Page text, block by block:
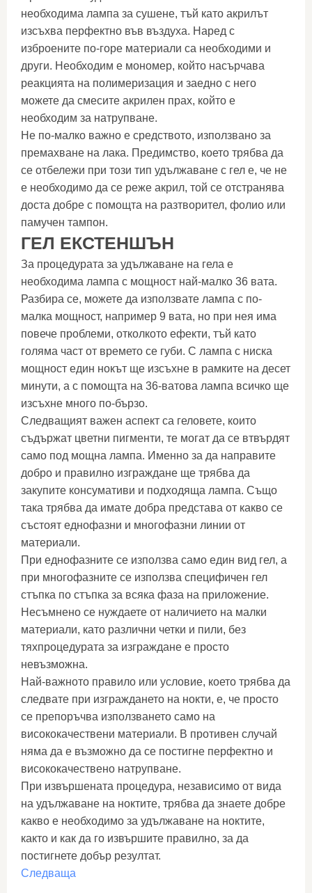
необходима лампа за сушене, тъй като акрилът
изсъхва перфектно във въздуха. Наред с
изброените по-горе материали са необходими и
други. Необходим е мономер, който насърчава
реакцията на полимеризация и заедно с него
можете да смесите акрилен прах, който е
необходим за натрупване.
Не по-малко важно е средството, използвано за
премахване на лака. Предимство, което трябва да
се отбележи при този тип удължаване с гел е, че не
е необходимо да се реже акрил, той се отстранява
доста добре с помощта на разтворител, фолио или
памучен тампон.
ГЕЛ ЕКСТЕНШЪН
За процедурата за удължаване на гела е
необходима лампа с мощност най-малко 36 вата.
Разбира се, можете да използвате лампа с по-
малка мощност, например 9 вата, но при нея има
повече проблеми, отколкото ефекти, тъй като
голяма част от времето се губи. С лампа с ниска
мощност един нокът ще изсъхне в рамките на десет
минути, а с помощта на 36-ватова лампа всичко ще
изсъхне много по-бързо.
Следващият важен аспект са геловете, които
съдържат цветни пигменти, те могат да се втвърдят
само под мощна лампа. Именно за да направите
добро и правилно изграждане ще трябва да
закупите консумативи и подходяща лампа. Също
така трябва да имате добра представа от какво се
състоят еднофазни и многофазни линии от
материали.
При еднофазните се използва само един вид гел, а
при многофазните се използва специфичен гел
стъпка по стъпка за всяка фаза на приложение.
Несъмнено се нуждаете от наличието на малки
материали, като различни четки и пили, без
тяхпроцедурата за изграждане е просто
невъзможна.
Най-важното правило или условие, което трябва да
следвате при изграждането на нокти, е, че просто
се препоръчва използването само на
висококачествени материали. В противен случай
няма да е възможно да се постигне перфектно и
висококачествено натрупване.
При извършената процедура, независимо от вида
на удължаване на ноктите, трябва да знаете добре
какво е необходимо за удължаване на ноктите,
както и как да го извършите правилно, за да
постигнете добър резултат.
Следваща